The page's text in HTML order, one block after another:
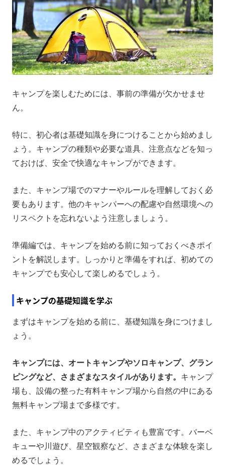
キャンプを楽しむためには、事前の準備が欠かせませ
ん。
特に、初心者は基礎知識を身につけることから始めまし
ょう。キャンプの種類や必要な道具、注意点などを知っ
ておけば、安全で快適なキャンプができます。
また、キャンプ場でのマナーやルールを理解しておく必
要もあります。他のキャンパーへの配慮や自然環境への
リスペクトを忘れないよう注意しましょう。
準備編では、キャンプを始める前に知っておくべきポイ
ントを解説します。しっかりと準備をすれば、初めての
キャンプでも安心して楽しめるでしょう。
キャンプの基礎知識を学ぶ
まずはキャンプを始める前に、基礎知識を身につけまし
ょう。
キャンプには、オートキャンプやソロキャンプ、グラン
ピングなど、さまざまなスタイルがあります。 キャンプ
場も、設備の整った有料キャンプ場から自然の中にある
無料キャンプ場まで多様です。
また、キャンプ中のアクティビティも豊富です。バーベ
キューや川遊び、星空観察など、さまざまな体験を楽し
めるでしょう。